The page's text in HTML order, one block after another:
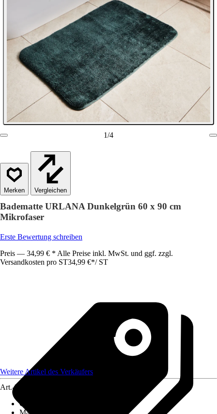
1/4
Vergleichen
Badematte URLANA Dunkelgrün 60 x 90 cm
Mikrofaser
Erste Bewertung schreiben
Preis — 34,99 € * Alle Preise inkl. MwSt. und ggf. zzgl.
Versandkosten pro ST34,99 €*/ ST
Weitere Artikel des Verkäufers
Art.-Nr.
Grundfarbe
Material